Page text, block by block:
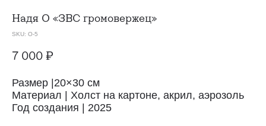
Надя О «ЗВС громовержец»
SKU: O-5
7 000 ₽
Размер |20×30 см
Материал | Холст на картоне, акрил, аэрозоль
Год создания | 2025